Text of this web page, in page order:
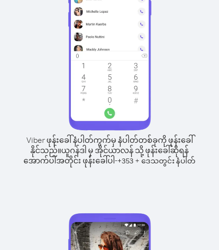
Viber ဖုန်းခေါ်နံပါတ်ကွက်မှ နံပါတ်တစ်ခုကို ဖုန်းခေါ်
နိုင်သည်။ယူဂန်ဒါ မှ အိုင်ယာလန် သို့ ဖုန်းခေါ်ဆိုရန်
အောက်ပါအတိုင်း ဖုန်းခေါ်ပါ-+353 + ဒေသတွင်း နံပါတ်